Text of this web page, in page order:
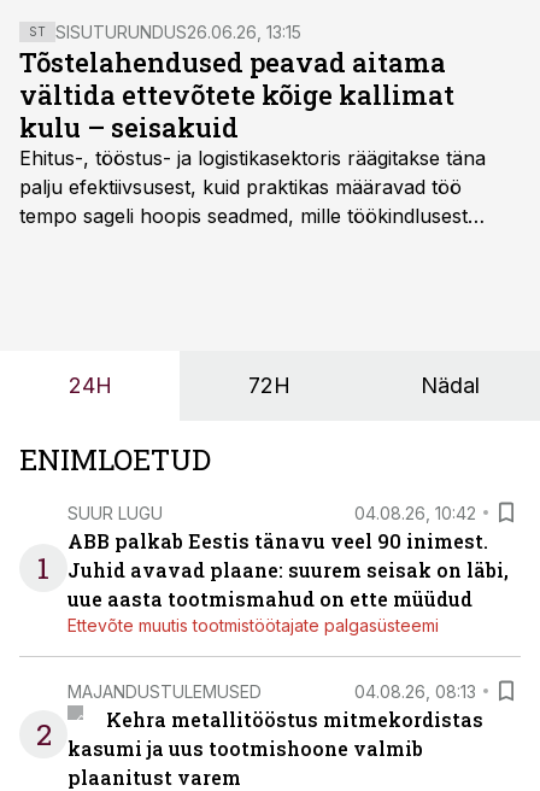
ST SISUTURUNDUS26.06.26, 13:15
Tõstelahendused peavad aitama
vältida ettevõtete kõige kallimat
kulu – seisakuid
Ehitus-, tööstus- ja logistikasektoris räägitakse täna
palju efektiivsusest, kuid praktikas määravad töö
tempo sageli hoopis seadmed, mille töökindlusest
24H 72H Nädal
ENIMLOETUD
1
SUUR LUGU 04.08.26, 10:42
ABB palkab Eestis tänavu veel 90 inimest.
Juhid avavad plaane: suurem seisak on läbi,
uue aasta tootmismahud on ette müüdud
Ettevõte muutis tootmistöötajate palgasüsteemi
2
MAJANDUSTULEMUSED 04.08.26, 08:13
Kehra metallitööstus mitmekordistas
kasumi ja uus tootmishoone valmib
plaanitust varem